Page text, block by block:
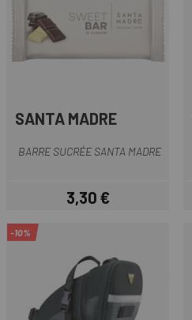
SANTA MADRE
BARRE SUCRÉE SANTA MADRE
Prix
3,30 €
-10%